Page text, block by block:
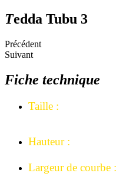
Tedda Tubu 3
Précédent
Suivant
Fiche technique
Taille :
Hauteur :
Largeur de courbe :